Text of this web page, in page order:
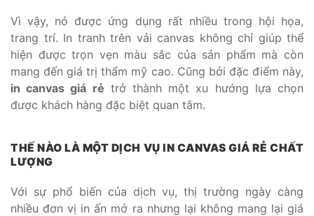
Vì vậy, nó được ứng dụng rất nhiều trong hội họa,
trang trí. In tranh trên vải canvas không chỉ giúp thể
hiện được trọn vẹn màu sắc của sản phẩm mà còn
mang đến giá trị thẩm mỹ cao. Cũng bởi đặc điểm này,
in canvas giá rẻ trở thành một xu hướng lựa chọn
được khách hàng đặc biệt quan tâm.
THẾ NÀO LÀ MỘT DỊCH VỤ IN CANVAS GIÁ RẺ CHẤT
LƯỢNG
Với sự phổ biến của dịch vụ, thị trường ngày càng
nhiều đơn vị in ấn mở ra nhưng lại không mang lại giá